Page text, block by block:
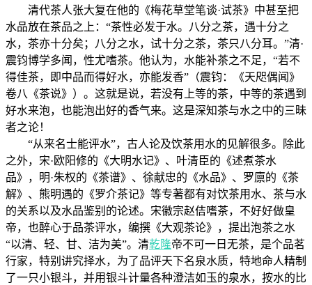
清代茶人张大复在他的《梅花草堂笔谈·试茶》中甚至把
水品放在茶品之上：“茶性必发于水。八分之茶，遇十分之
水，茶亦十分矣；八分之水，试十分之茶，茶只八分耳。”清·
震钧博学多闻，性尤嗜茶。他认为，水能补茶之不足，“若不
得佳茶，即中品而得好水，亦能发香”（震钧：《天咫偶闻》
卷八《茶说》）。这就是说，若没有上等的茶，中等的茶遇到
好水来泡，也能泡出好的香气来。这是深知茶与水之中的三昧
者之论！
“从来名士能评水”，古人论及饮茶用水的见解很多。除此
之外，宋·欧阳修的《大明水记》、叶清臣的《述煮茶水
品》，明·朱权的《茶谱》、徐献忠的《水品》、罗廪的《茶
解》、熊明遇的《罗介茶记》等专著都有对饮茶用水、茶与水
的关系以及水品鉴别的论述。宋徽宗赵佶嗜茶，不好好做皇
帝，也醉心于品茶评水，编撰《大观茶论》，提出泡茶之水
“以清、轻、甘、洁为美”。清乾隆帝不可一日无茶，是个品茗
行家，特别讲究择水，为了品评天下名泉水质，特地命人精制
了一只小银斗，并用银斗计量各种澄洁如玉的泉水，按水的比